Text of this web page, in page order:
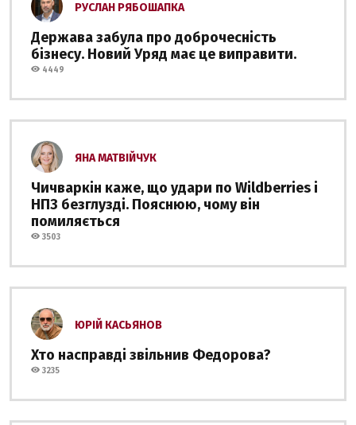
РУСЛАН РЯБОШАПКА
Держава забула про доброчесність
бізнесу. Новий Уряд має це виправити.
4449
ЯНА МАТВІЙЧУК
Чичваркін каже, що удари по Wildberries і
НПЗ безглузді. Пояснюю, чому він
помиляється
3503
ЮРІЙ КАСЬЯНОВ
Хто насправді звільнив Федорова?
3235